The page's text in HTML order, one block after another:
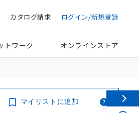
ログイン/新規登録
カタログ請求
トワーク オンラインストア
マイリストに追加